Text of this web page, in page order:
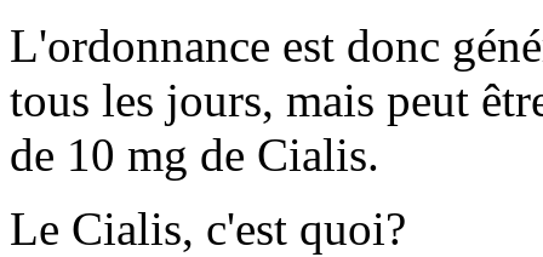
L'ordonnance est donc
tous les jours, mais peut
de 10 mg de Cialis.
Le Cialis, c'est quoi?